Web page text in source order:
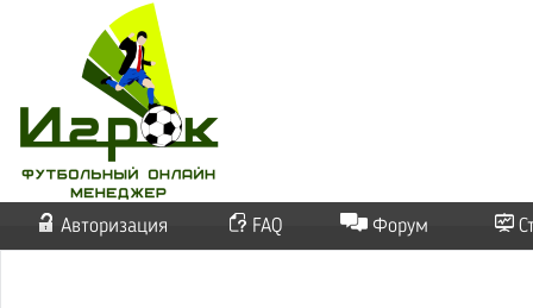
Авторизация FAQ Форум